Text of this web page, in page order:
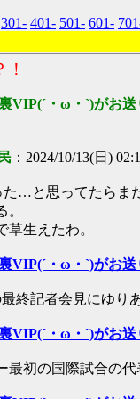
301- 401- 501- 601-
VIP(´・ω・`)がお
：2024/10/13(日)
…と思ってたらま
生えたわ。
VIP(´・ω・`)がお
終記者会見にゆり
VIP(´・ω・`)がお
最初の国際試合の